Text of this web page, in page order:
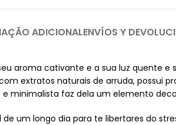
ADICIONALENVÍOS Y
aroma cativante e a sua luz quente
extratos naturais de arruda, possui
minimalista faz dela um elemento
um longo dia para te libertares do